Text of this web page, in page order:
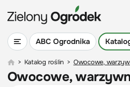
ABC Ogrodnika
> Katalog roślin > Owocowe,
Owocowe,